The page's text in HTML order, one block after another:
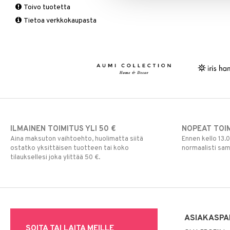
Seinäkoristeet
Vaasit
Piensäilytys & Korit
Lakanasetit
Lakanat & Tyynyliinat
Matot
Viltit & Peitteet
Ruukut
Ulkoilmaelämä
Pöytälamput
Valaistustarvikkeet
Toivo tuotetta
Tietoa verkkokaupasta
ILMAINEN TOIMITUS YLI 50 €
Aina maksuton vaihtoehto, huolimatta siitä
ostatko yksittäisen tuotteen tai koko
tilauksellesi joka ylittää 50 €.
NOPEAT
Ennen kello
normaalisti